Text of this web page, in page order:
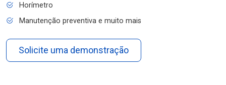
Horímetro
Manutenção preventiva e muito mais
Solicite uma demonstração